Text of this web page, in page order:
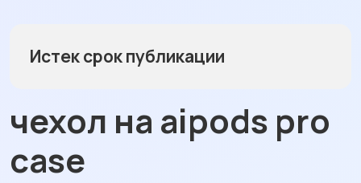
Истек срок публикации
чехол на aipods pro
case